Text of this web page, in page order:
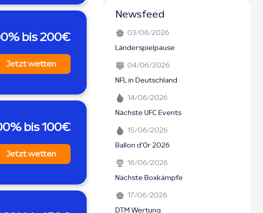
bis 200€
Jetzt wetten
bis 100€
Jetzt wetten
Newsfeed
03/06/2026
Länderspielpause
04/06/2026
NFL in Deutschland
14/06/2026
Nächste UFC Events
15/06/2026
Ballon d'Or 2026
16/06/2026
Nächste Boxkämpfe
17/06/2026
DTM Wertung